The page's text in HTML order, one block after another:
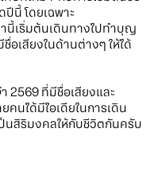
นี้ โดยเฉพาะ
นี้เริ่มต้นเดินทางไปทำบุญ
เสียงในด้านต่างๆ ให้ได้
2569 ที่มีชื่อเสียงและ
คนได้มีไอเดียในการเดิน
นสิริมงคลให้กับชีวิตกันครับ